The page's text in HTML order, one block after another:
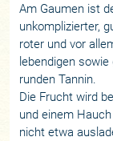
Am Gaumen ist
unkomplizierter,
roter und vor
lebendigen
runden Tannin.
Die Frucht wird
und einem
nicht etwa